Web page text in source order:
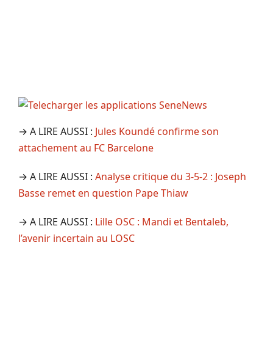
→ A LIRE AUSSI : Jules Koundé confirme son
attachement au FC Barcelone
→ A LIRE AUSSI : Analyse critique du 3-5-2 : Joseph
Basse remet en question Pape Thiaw
→ A LIRE AUSSI : Lille OSC : Mandi et Bentaleb,
l’avenir incertain au LOSC